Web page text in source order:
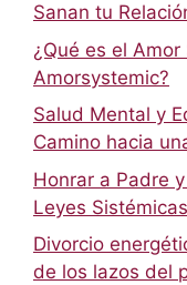
Sanan tu
¿Qué es el
Amorsystemic?
Salud Mental y
Camino hacia
Honrar a Padre
Leyes Sistémicas
Divorcio
de los lazos del